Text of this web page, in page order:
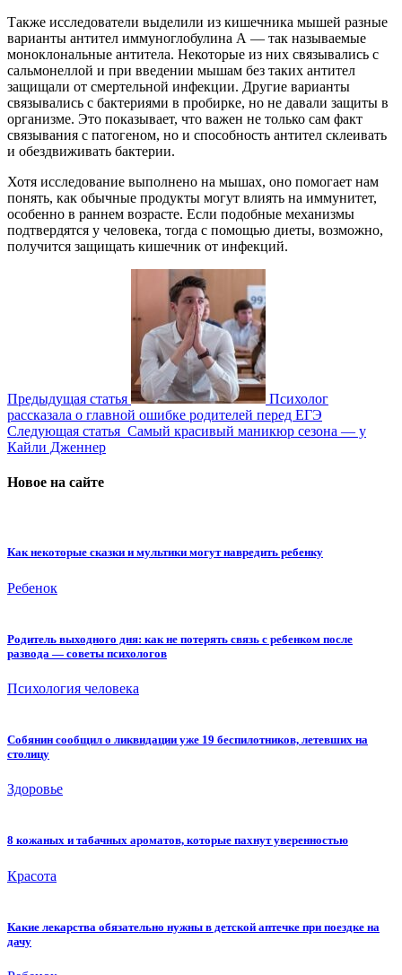
Также исследователи выделили из кишечника мышей разные
варианты антител иммуноглобулина А — так называемые
моноклональные антитела. Некоторые из них связывались с
сальмонеллой и при введении мышам без таких антител
защищали от смертельной инфекции. Другие варианты
связывались с бактериями в пробирке, но не давали защиты в
организме. Это показывает, что важен не только сам факт
связывания с патогеном, но и способность антител склеивать
и обездвиживать бактерии.
Хотя исследование выполнено на мышах, оно помогает нам
понять, как обычные продукты могут влиять на иммунитет,
особенно в раннем возрасте. Если подобные механизмы
подтвердятся у человека, тогда с помощью диеты, возможно,
получится защищать кишечник от инфекций.
Предыдущая статья
Психолог
рассказала о главной ошибке родителей перед ЕГЭ
Следующая статья Самый красивый маникюр сезона — у
Кайли Дженнер
Новое на сайте
Как некоторые сказки и мультики могут навредить ребенку
Ребенок
Родитель выходного дня: как не потерять связь с ребенком после
развода — советы психологов
Психология человека
Собянин сообщил о ликвидации уже 19 беспилотников, летевших на
столицу
Здоровье
8 кожаных и табачных ароматов, которые пахнут уверенностью
Красота
Какие лекарства обязательно нужны в детской аптечке при поездке на
дачу